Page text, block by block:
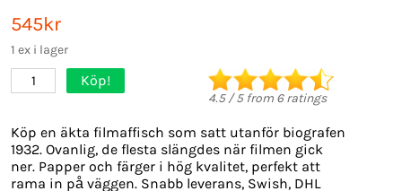
545kr
1 ex i lager
1 Köp!
4.5/5from 6ratings
Köp en äkta filmaffisch som satt utanför biografen
1932. Ovanlig, de flesta slängdes när filmen gick
ner. Papper och färger i hög kvalitet, perfekt att
rama in på väggen. Snabb leverans, Swish, DHL